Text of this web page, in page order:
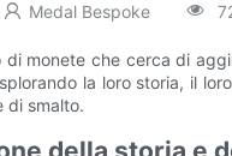
Medal Bespoke
di monete che cerca di
la loro storia, il
di smalto.